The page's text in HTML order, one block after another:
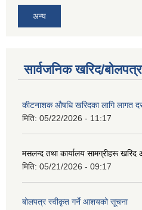
अन्य
सार्वजनिक खरिद/
कीटनाशक औषधि खरिदका लागि लागत
मिति: 05/22/2026 - 11:17
मसलन्द तथा कार्यालय सामग्रीहरू खरिद
मिति: 05/21/2026 - 09:17
बोलपत्र स्वीकृत गर्ने आशयको सूचना